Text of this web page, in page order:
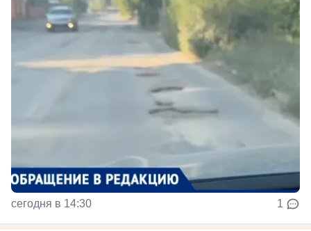
сегодня в 14:30 1